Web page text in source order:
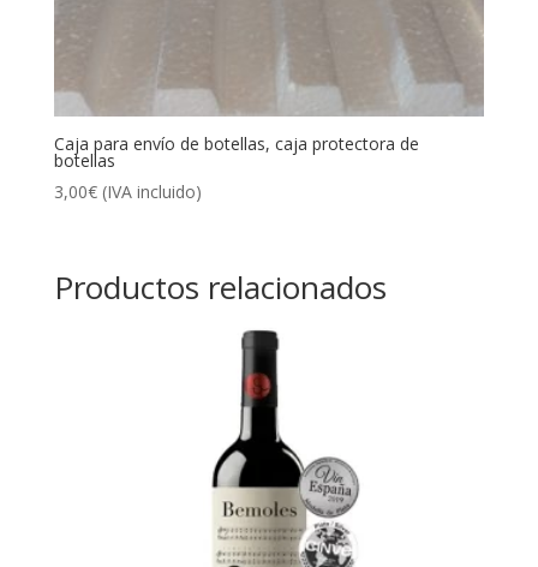
Caja para envío de botellas, caja protectora de
botellas
3,00€ (IVA incluido)
Productos relacionados